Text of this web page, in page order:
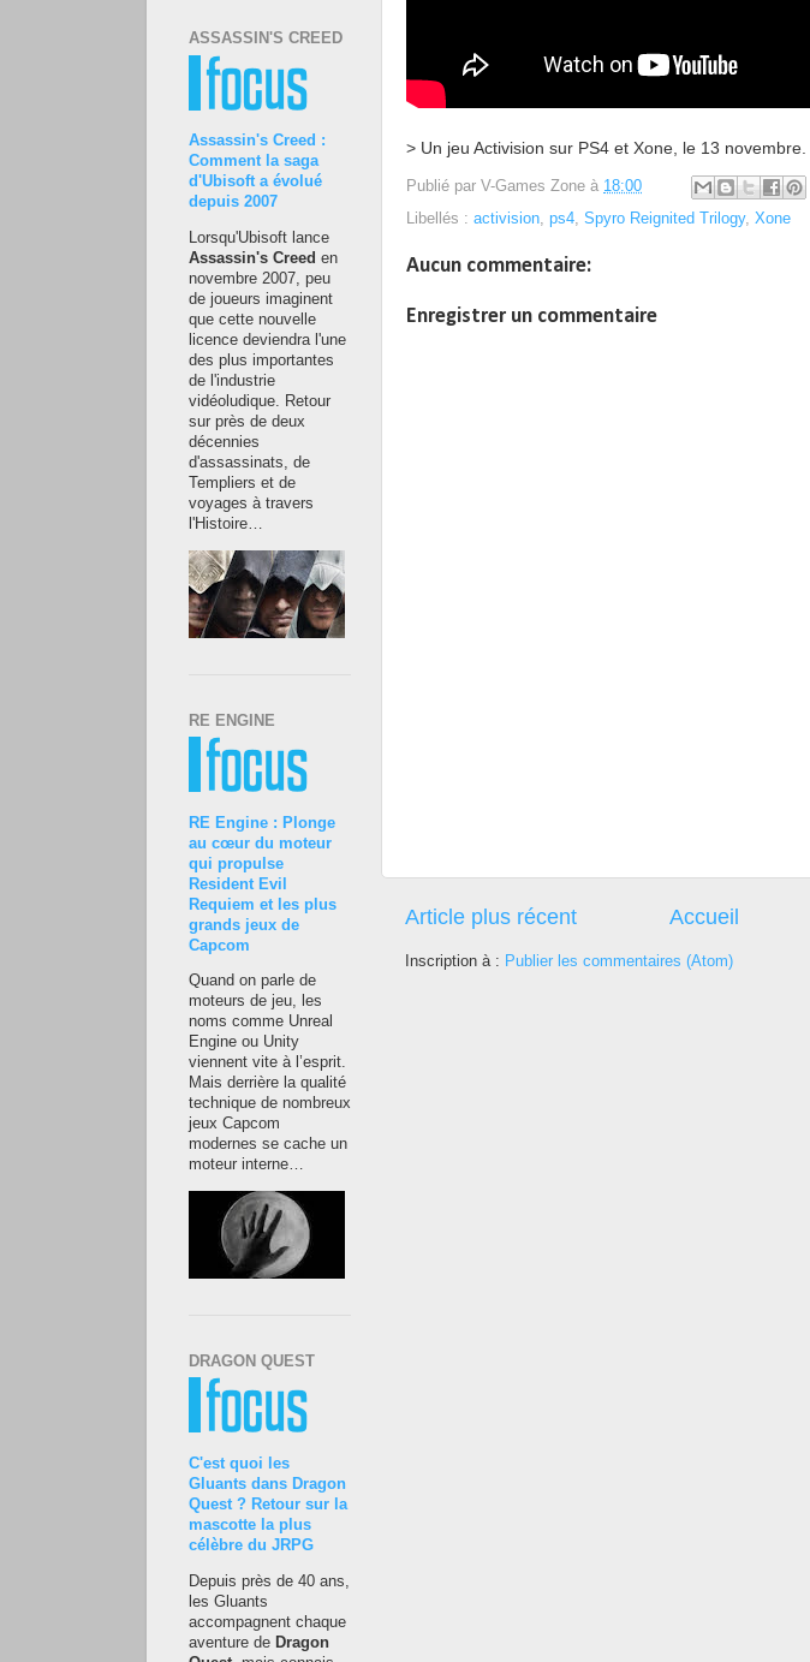
> Un jeu Activision sur PS4 et Xone, le 13 novembre.
Publié par V-Games Zone à 18:00
Libellés : activision ps4 Spyro Reignited Trilogy, Xone
Aucun commentaire:
Enregistrer un commentaire
Article plus récent Accueil
Inscription à : Publier les commentaires (Atom)
ASSASSIN'S CREED
Assassin's Creed :
Comment la saga
d'Ubisoft a évolué
depuis 2007
Lorsqu'Ubisoft lance
Assassin's Creed en
novembre 2007, peu
de joueurs imaginent
que cette nouvelle
licence deviendra l'une
des plus importantes
de l'industrie
vidéoludique. Retour
sur près de deux
décennies
d'assassinats, de
Templiers et de
voyages à travers
l'Histoire…
RE ENGINE
RE Engine : Plonge
au cœur du moteur
qui propulse
Resident Evil
Requiem et les plus
grands jeux de
Capcom
Quand on parle de
moteurs de jeu, les
noms comme Unreal
Engine ou Unity
viennent vite à l’esprit.
Mais derrière la qualité
technique de nombreux
jeux Capcom
modernes se cache un
moteur interne…
DRAGON QUEST
C'est quoi les
Gluants dans Dragon
Quest ? Retour sur la
mascotte la plus
célèbre du JRPG
Depuis près de 40 ans,
les Gluants
accompagnent chaque
aventure de Dragon